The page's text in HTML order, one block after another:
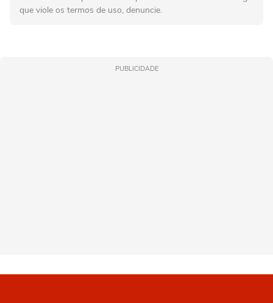
que viole os termos de uso, denuncie.
PUBLICIDADE